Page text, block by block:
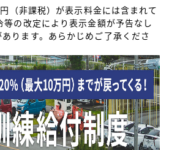
（非課税）が表示料金には含まれて
の改定により表示金額が予告なし
ります。あらかじめご了承くださ